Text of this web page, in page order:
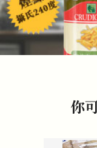
頭像生成器: 快樂家庭網上店
你